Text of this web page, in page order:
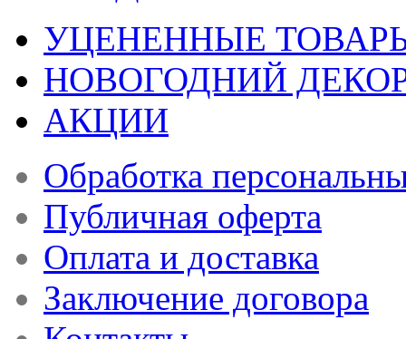
УЦЕНЕННЫЕ
НОВОГОДНИЙ
АКЦИИ
Обработка
Публичная оферта
Оплата и доставка
Заключение договора